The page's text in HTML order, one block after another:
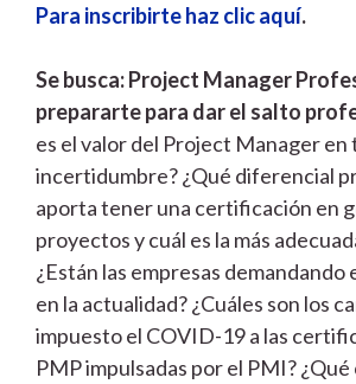
Para inscribirte haz clic aquí.
Se busca: Project Manager
prepararte para dar el salto
es el valor del Project Manager en
incertidumbre? ¿Qué diferencial
aporta tener una certificación en
proyectos y cuál es la más
¿Están las empresas
en la actualidad? ¿Cuáles son los
impuesto el COVID-19 a las
PMP impulsadas por el PMI?